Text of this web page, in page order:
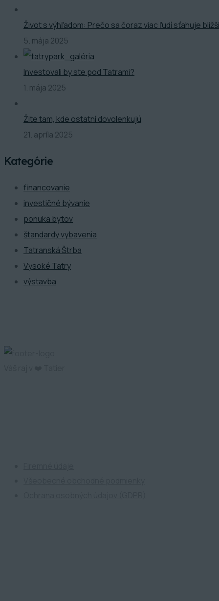
Život s výhľadom: Prečo sa čoraz viac ľudí sťahuje
5. mája 2025
Investovali by ste pod Tatrami?
1. mája 2025
Žite tam, kde ostatní dovolenkujú
21. apríla 2025
Kategórie
financovanie
investičné bývanie
ponuka bytov
štandardy vybavenia
Tatranská Štrba
Vysoké Tatry
výstavba